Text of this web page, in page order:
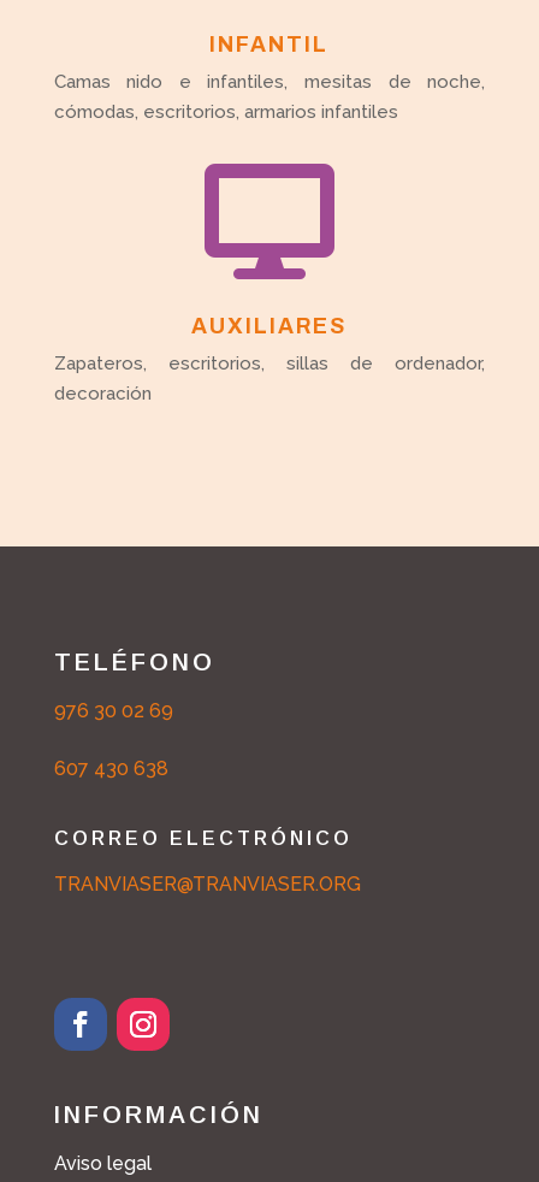
INFANTIL
Camas nido e infantiles, mesitas de noche,
cómodas, escritorios, armarios infantiles

AUXILIARES
Zapateros, escritorios, sillas de ordenador,
decoración
TELÉFONO
976 30 02 69
607 430 638
CORREO ELECTRÓNICO
TRANVIASER@TRANVIASER.ORG
c
e
b
o
s
t
a
g
INFORMACIÓN
Aviso legal